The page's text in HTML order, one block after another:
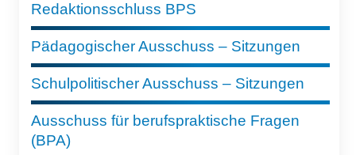
Redaktionsschluss BPS
Pädagogischer Ausschuss – Sitzungen
Schulpolitischer Ausschuss – Sitzungen
Ausschuss für berufspraktische Fragen
(BPA)